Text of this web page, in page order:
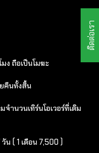
ง ถือเป็นโมฆะ
คืนทั้งสิ้น
ำนวนเทิร์นโอเวอร์ที่เดิม
( 1 เดือน 7,500 )
ติดต่อเรา